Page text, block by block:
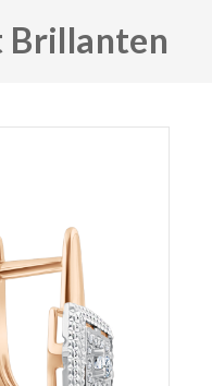
Brillanten